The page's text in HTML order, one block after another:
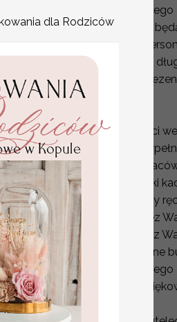
wyjątkowość Waszego Wielkiego
pamiątki dla gości weselnych
uczestników wesela. Dzięki
na pewno nie zapomną go na
Cena dotyczy jednej sztuki
wstążki do wyboru.
Napisy i czcionki do wyboru.
Pomysł na prezenciki dla gości
kacóweczka do własnego
zapamiętają Wasze wesele.
Mamy dla was idealne buteleki
ml na wesele przygotowujemy
własny trunek mogą być przez
mogą zawierać wybrany przez
Różnorodne i spersonalizowane
wyjątkowość Waszego Wielkiego
flaszeczki buteleczki na
idealny niemal dla każdego.
dla Rodziców